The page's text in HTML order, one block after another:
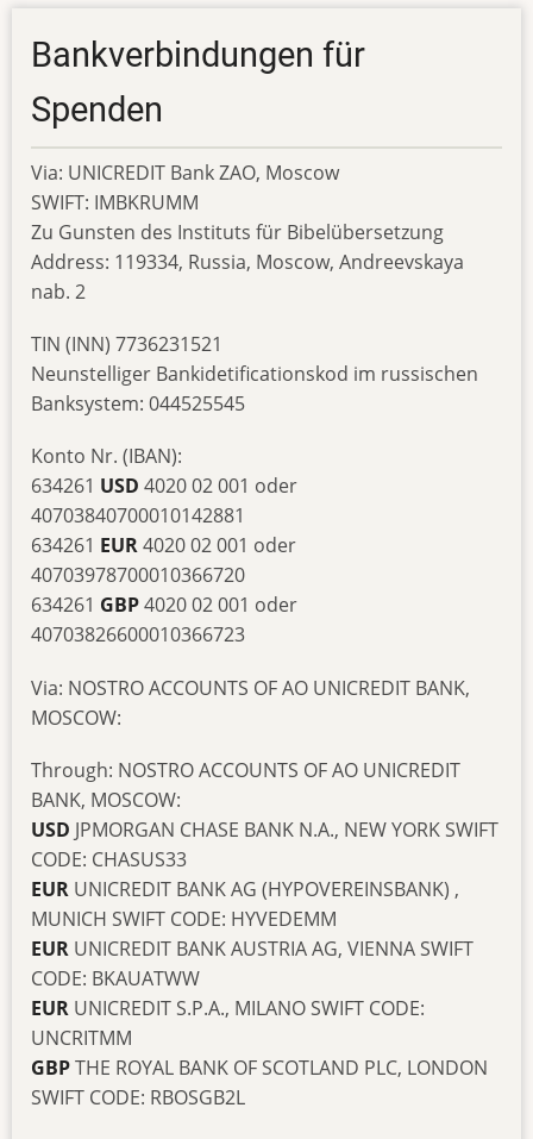
Bankverbindungen für
Spenden
Via: UNICREDIT Bank ZAO, Moscow
SWIFT: IMBKRUMM
Zu Gunsten des Instituts für Bibelübersetzung
Address: 119334, Russia, Moscow, Andreevskaya
nab. 2
TIN (INN) 7736231521
Neunstelliger Bankidetificationskod im russischen
Banksystem: 044525545
Konto Nr. (IBAN):
634261 USD 4020 02 001 oder
40703840700010142881
634261 EUR4020 02 001 oder
40703978700010366720
634261 GBP4020 02 001 oder
40703826600010366723
Via: NOSTRO ACCOUNTS OF AO UNICREDIT BANK,
MOSCOW:
Through: NOSTRO ACCOUNTS OF AO UNICREDIT
BANK, MOSCOW:
USD JPMORGAN CHASE BANK N.A., NEW YORK SWIFT
CODE: CHASUS33
EUR UNICREDIT BANK AG (HYPOVEREINSBANK) ,
MUNICH SWIFT CODE: HYVEDEMM
EUR UNICREDIT BANK AUSTRIA AG, VIENNA SWIFT
CODE: BKAUATWW
EUR UNICREDIT S.P.A., MILANO SWIFT CODE:
UNCRITMM
GBPTHE ROYAL BANK OF SCOTLAND PLC, LONDON
SWIFT CODE: RBOSGB2L